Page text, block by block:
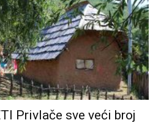
Privlače sve veći broj